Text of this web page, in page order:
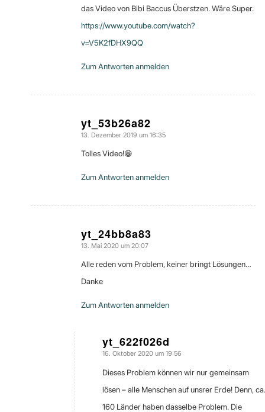
das Video von Bibi Baccus Überstzen. Wäre Super.
https://www.youtube.com/watch?
v=V5K2fDHX9QQ
Zum Antworten anmelden
yt_53b26a82
sagte:
13. Dezember 2019 um 16:35
Tolles Video!😁
Zum Antworten anmelden
yt_24bb8a83
sagte:
13. Mai 2020 um 20:07
Alle reden vom Problem, keiner bringt Lösungen…
Danke
Zum Antworten anmelden
yt_622f026d
sagte:
16. Oktober 2020 um 19:56
Dieses Problem können wir nur gemeinsam
lösen – alle Menschen auf unsrer Erde! Denn, ca.
160 Länder haben dasselbe Problem. Die